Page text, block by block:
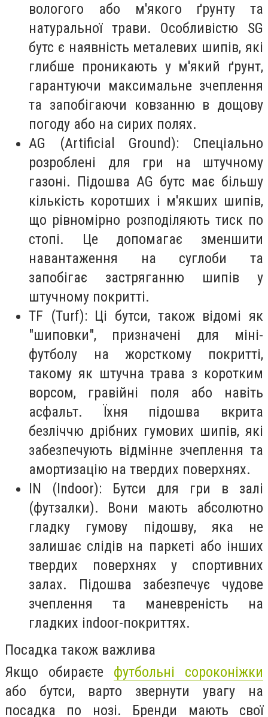
вологого або м'якого ґрунту та
натуральної трави. Особливістю SG
бутс є наявність металевих шипів, які
глибше проникають у м'який ґрунт,
гарантуючи максимальне зчеплення
та запобігаючи ковзанню в дощову
погоду або на сирих полях.
AG (Artificial Ground): Спеціально
розроблені для гри на штучному
газоні. Підошва AG бутс має більшу
кількість коротших і м'якших шипів,
що рівномірно розподіляють тиск по
стопі. Це допомагає зменшити
навантаження на суглоби та
запобігає застряганню шипів у
штучному покритті.
TF (Turf): Ці бутси, також відомі як
"шиповки", призначені для міні-
футболу на жорсткому покритті,
такому як штучна трава з коротким
ворсом, гравійні поля або навіть
асфальт. Їхня підошва вкрита
безліччю дрібних гумових шипів, які
забезпечують відмінне зчеплення та
амортизацію на твердих поверхнях.
IN (Indoor): Бутси для гри в залі
(футзалки). Вони мають абсолютно
гладку гумову підошву, яка не
залишає слідів на паркеті або інших
твердих поверхнях у спортивних
залах. Підошва забезпечує чудове
зчеплення та маневреність на
гладких indoor-покриттях.
Посадка також важлива
Якщо обираєте футбольні сороконіжки
або бутси, варто звернути увагу на
посадка по нозі. Бренди мають свої